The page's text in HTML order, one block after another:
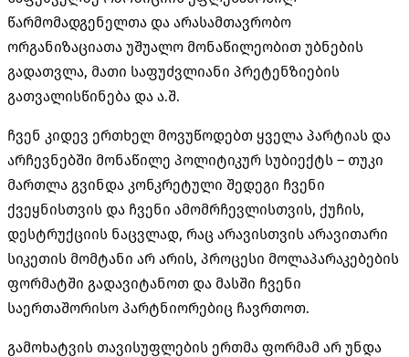
წარმომადგენელთა და არასამთავრობო
ორგანიზაციათა უშუალო მონაწილეობით უბნების
გადათვლა, მათი საფუძვლიანი პრეტენზიების
გათვალისწინება და ა.შ.
ჩვენ კიდევ ერთხელ მოვუწოდებთ ყველა პარტიას და
არჩევნებში მონაწილე პოლიტიკურ სუბიექტს – თუკი
მართლა გვინდა კონკრეტული შედეგი ჩვენი
ქვეყნისთვის და ჩვენი ამომრჩევლისთვის, ქუჩის,
დესტრუქციის ნაცვლად, რაც არავისთვის არავითარი
სიკეთის მომტანი არ არის, პროცესი მოლაპარაკებების
ფორმატში გადავიტანოთ და მასში ჩვენი
საერთაშორისო პარტნიორებიც ჩავრთოთ.
გამოხატვის თავისუფლების ერთმა ფორმამ არ უნდა